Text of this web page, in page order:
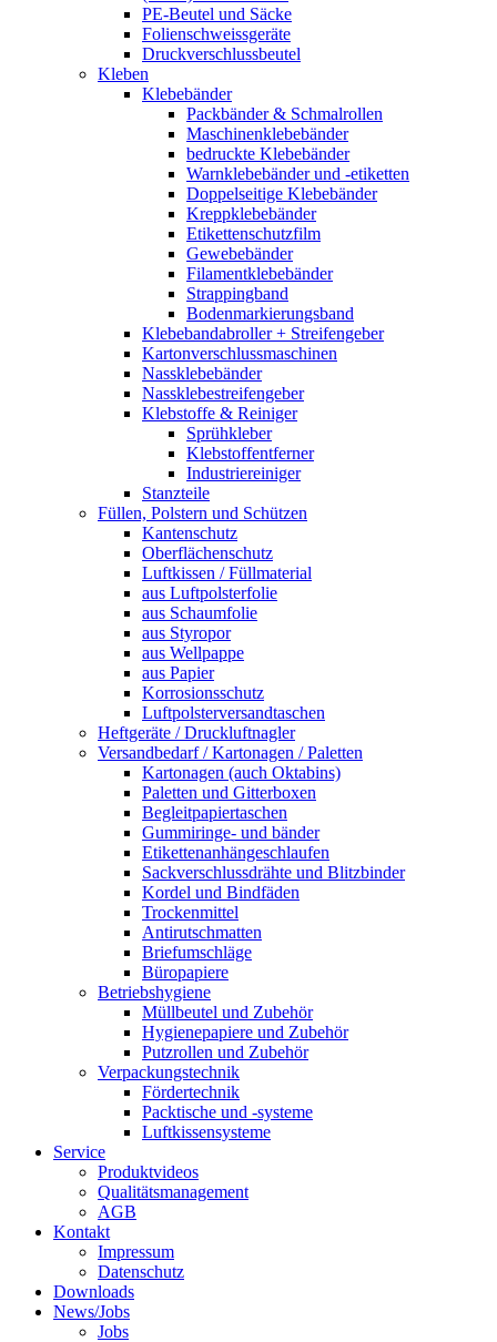
PE-Beutel und Säcke
Folienschweissgeräte
Druckverschlussbeutel
Kleben
Klebebänder
Packbänder & Schmalrollen
Maschinenklebebänder
bedruckte Klebebänder
Warnklebebänder und -etiketten
Doppelseitige Klebebänder
Kreppklebebänder
Etikettenschutzfilm
Gewebebänder
Filamentklebebänder
Strappingband
Bodenmarkierungsband
Klebebandabroller + Streifengeber
Kartonverschlussmaschinen
Nassklebebänder
Nassklebestreifengeber
Klebstoffe & Reiniger
Sprühkleber
Klebstoffentferner
Industriereiniger
Stanzteile
Füllen, Polstern und Schützen
Kantenschutz
Oberflächenschutz
Luftkissen / Füllmaterial
aus Luftpolsterfolie
aus Schaumfolie
aus Styropor
aus Wellpappe
aus Papier
Korrosionsschutz
Luftpolsterversandtaschen
Heftgeräte / Druckluftnagler
Versandbedarf / Kartonagen / Paletten
Kartonagen (auch Oktabins)
Paletten und Gitterboxen
Begleitpapiertaschen
Gummiringe- und bänder
Etikettenanhängeschlaufen
Sackverschlussdrähte und Blitzbinder
Kordel und Bindfäden
Trockenmittel
Antirutschmatten
Briefumschläge
Büropapiere
Betriebshygiene
Müllbeutel und Zubehör
Hygienepapiere und Zubehör
Putzrollen und Zubehör
Verpackungstechnik
Fördertechnik
Packtische und -systeme
Luftkissensysteme
Service
Produktvideos
Qualitätsmanagement
AGB
Kontakt
Impressum
Datenschutz
Downloads
News/Jobs
Jobs